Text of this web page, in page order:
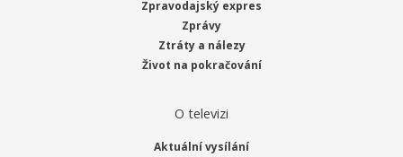
Zpravodajský expres
Zprávy
Ztráty a nálezy
Život na pokračování
O televizi
Aktuální vysílání